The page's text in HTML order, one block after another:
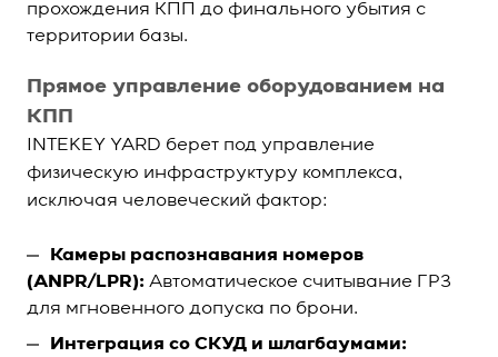
прохождения КПП до финального убытия с
территории базы.
Прямое управление оборудованием на
КПП
INTEKEY YARD берет под управление
физическую инфраструктуру комплекса,
исключая человеческий фактор:
Камеры распознавания номеров
(ANPR/LPR): Автоматическое считывание ГРЗ
для мгновенного допуска по брони.
Интеграция со СКУД и шлагбаумами: